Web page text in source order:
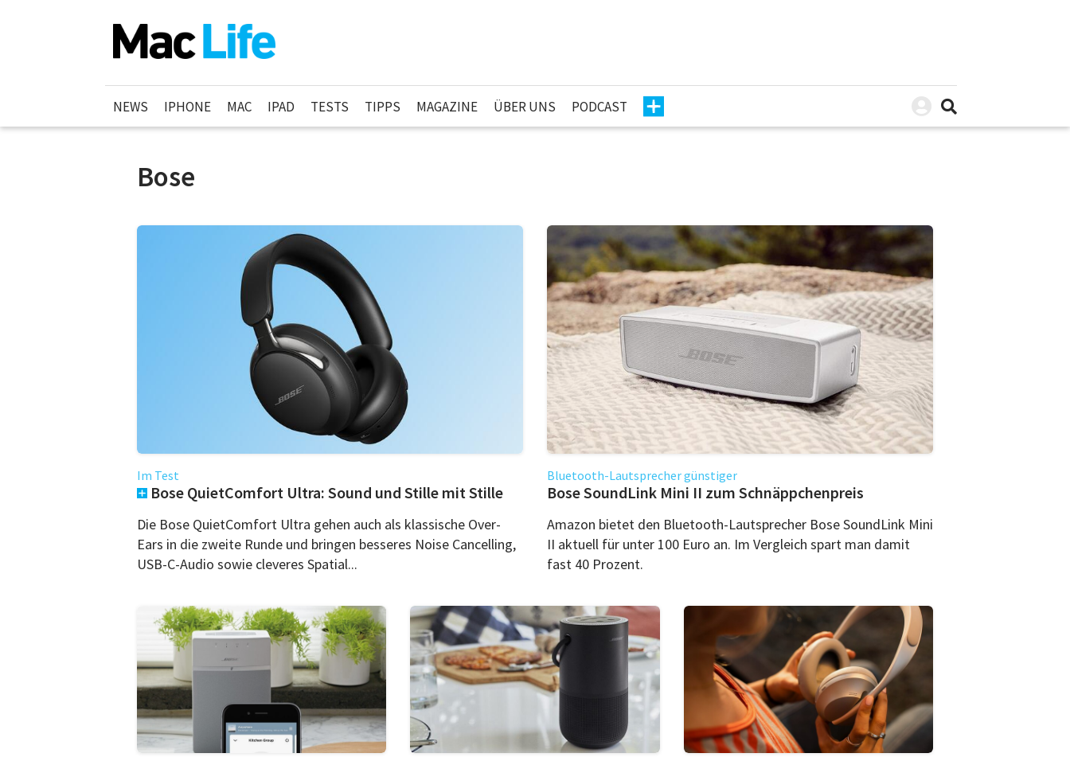
NEWS IPHONE MAC IPAD TESTS TIPPS MAGAZINE ÜBER UNS PODCAST
Bose
Im Test
Bose QuietComfort Ultra: Sound und Stille mit Stille
Die Bose QuietComfort Ultra gehen auch als klassische Over-
Ears in die zweite Runde und bringen besseres Noise Cancelling,
USB-C-Audio sowie cleveres Spatial...
Bluetooth-Lautsprecher günstiger
Bose SoundLink Mini II zum Schnäppchenpreis
Amazon bietet den Bluetooth-Lautsprecher Bose SoundLink Mini
II aktuell für unter 100 Euro an. Im Vergleich spart man damit
fast 40 Prozent.